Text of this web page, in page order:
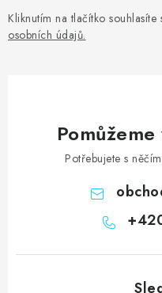
Kliknutím na tlačítko
osobních údajů.
Potřebujete s